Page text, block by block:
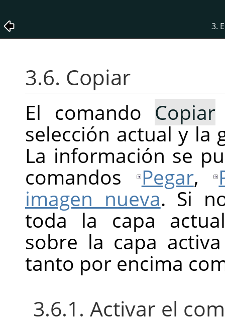
3.
3.6. Copiar
El comando Copiar
selección actual y la
La información se
comandos
Pegar,
imagen nueva. Si
toda la capa
sobre la capa
tanto por encima
3.6.1. Activar el